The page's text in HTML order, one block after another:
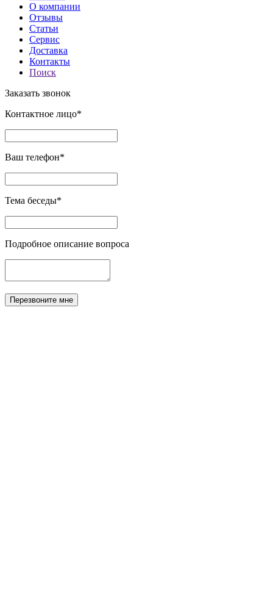
О компании
Отзывы
Статьи
Сервис
Доставка
Контакты
Поиск
Заказать звонок
Контактное лицо*
Ваш телефон*
Тема беседы*
Подробное описание вопроса
Перезвоните мне